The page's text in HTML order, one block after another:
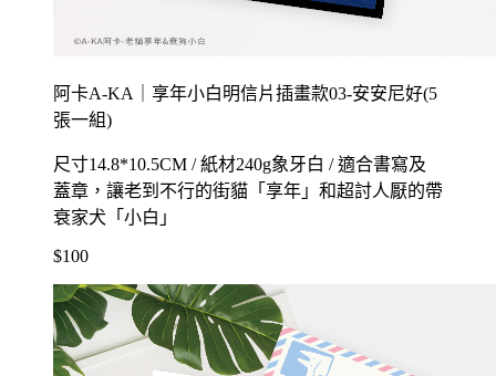
阿卡A-KA｜享年小白明信片插畫款03-安安尼好(5
張一組)
尺寸14.8*10.5CM / 紙材240g象牙白 / 適合書寫及
蓋章，讓老到不行的街貓「享年」和超討人厭的帶
衰家犬「小白」
$100